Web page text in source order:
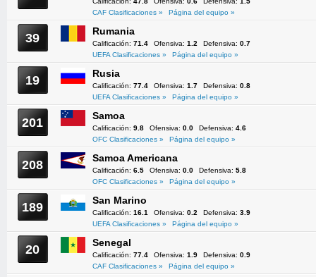
CAF Clasificaciones »
Página del equipo »
39 Rumania
Calificación: 71.4 Ofensiva: 1.2 Defensiva: 0.7
UEFA Clasificaciones »
Página del equipo »
19 Rusia
Calificación: 77.4 Ofensiva: 1.7 Defensiva: 0.8
UEFA Clasificaciones »
Página del equipo »
201 Samoa
Calificación: 9.8 Ofensiva: 0.0 Defensiva: 4.6
OFC Clasificaciones »
Página del equipo »
208 Samoa Americana
Calificación: 6.5 Ofensiva: 0.0 Defensiva: 5.8
OFC Clasificaciones »
Página del equipo »
189 San Marino
Calificación: 16.1 Ofensiva: 0.2 Defensiva: 3.9
UEFA Clasificaciones »
Página del equipo »
20 Senegal
Calificación: 77.4 Ofensiva: 1.9 Defensiva: 0.9
CAF Clasificaciones »
Página del equipo »